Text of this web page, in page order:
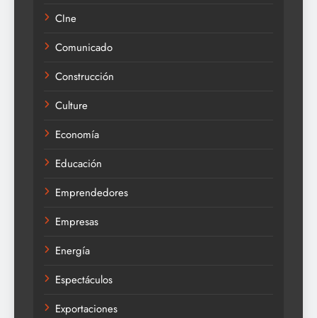
CIne
Comunicado
Construcción
Culture
Economía
Educación
Emprendedores
Empresas
Energía
Espectáculos
Exportaciones